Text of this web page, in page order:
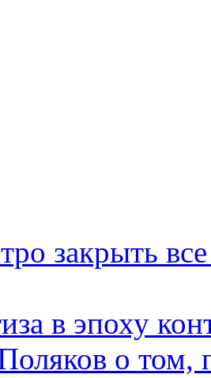
закрыть
в эпоху
о том,